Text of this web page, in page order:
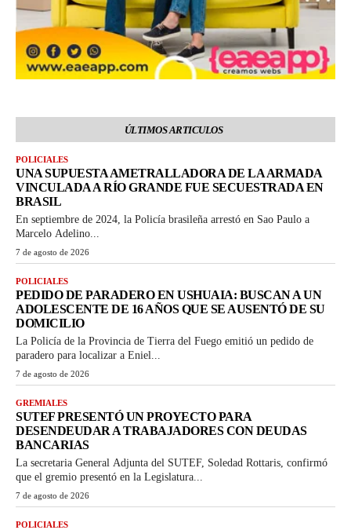
ÚLTIMOS ARTICULOS
POLICIALES
UNA SUPUESTA AMETRALLADORA DE LA ARMADA
VINCULADA A RÍO GRANDE FUE SECUESTRADA EN
BRASIL
En septiembre de 2024, la Policía brasileña arrestó en Sao Paulo a
Marcelo Adelino...
7 de agosto de 2026
POLICIALES
PEDIDO DE PARADERO EN USHUAIA: BUSCAN A UN
ADOLESCENTE DE 16 AÑOS QUE SE AUSENTÓ DE SU
DOMICILIO
La Policía de la Provincia de Tierra del Fuego emitió un pedido de
paradero para localizar a Eniel...
7 de agosto de 2026
GREMIALES
SUTEF PRESENTÓ UN PROYECTO PARA
DESENDEUDAR A TRABAJADORES CON DEUDAS
BANCARIAS
La secretaria General Adjunta del SUTEF, Soledad Rottaris, confirmó
que el gremio presentó en la Legislatura...
7 de agosto de 2026
POLICIALES